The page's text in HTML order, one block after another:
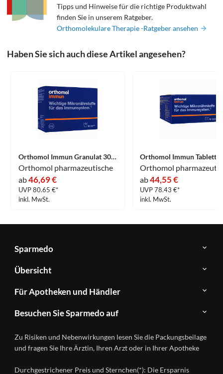
Tipps und Hinweise für die richtige Produktwahl
finden Sie in unserem Ratgeber.
Orthomolekulare Therapie -Ratgeber ansehen
Haben Sie sich auch diese Artikel angesehen?
Orthomol Immun Granulat 30 Stück
Orthomol pharmazeutische
ab46,69 €
UVP 80.65 €*
inkl. MwSt.
Orthomol
ab44,55 €
UVP 78.43 €*
inkl. MwSt.
Sparmedo
Über
Sparmedo
FAQ
Kontakt
Datenschutz
Nutzungsbedingungen
Übersicht
Herstellerverzeichnis
Produkte
A-
Ratgeber
Wirkstoffe
Für Apotheken und Händler
&
Händlerlogin
Besuchen Sie Sparmedo auf
Instagram
Zu Risiken und Nebenwirkungen lesen Sie die Packungsbeilage
und fragen Sie Ihre Ärztin, Ihren Arzt oder in Ihrer Apotheke
Durchgestrichener Preis und Sternchen(*): Die Ersparnis